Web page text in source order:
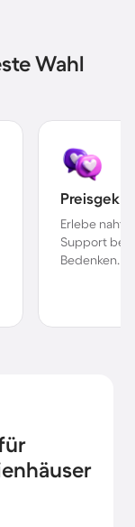
Wahl
Erlebe
Support bei
Bedenken.